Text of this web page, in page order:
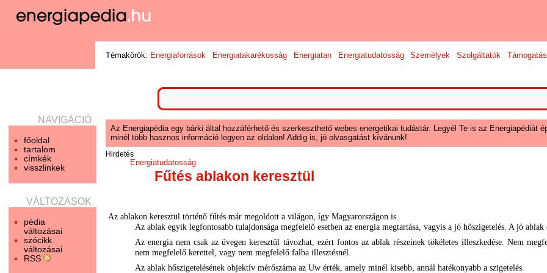
NAVIGÁCIÓ
főoldal
tartalom
címkék
visszlinkek
VÁLTOZÁSOK
pédia
változásai
szócikk
változásai
RSS
Témakörök: Energiaforrások Energiatakarékosság Energiatan Energiatudatosság Személyek Szolgáltatók
Az Energiapédia egy bárki által hozzáférhető és szerkeszthető webes energetikai tudástár. Legyél Te is az Energiapédiát
minél több hasznos információ legyen az oldalon! Addig is, jó olvasgatást kívánunk!
Hirdetés
Energiatudatosság
Fűtés ablakon keresztül
Az ablakon keresztül történő fűtés már megoldott a világon, így Magyarországon is.
Az ablak egyik legfontosabb tulajdonsága megfelelő esetben az energia megtartása, vagyis a jó hőszigetelés. A jó ablak
Az energia nem csak az üvegen keresztül távozhat, ezért fontos az ablak részeinek tökéletes illeszkedése. Nem
nem megfelelő kerettel, vagy nem megfelelő falba illesztésnél.
Az ablak hőszigetelésének objektív mérőszáma az Uw érték, amely minél kisebb, annál hatékonyabb a szigetelés.